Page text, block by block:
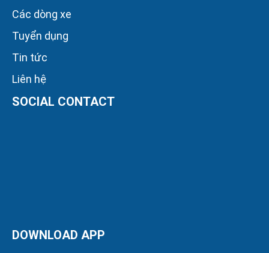
Các dòng xe
Tuyển dụng
Tin tức
Liên hệ
SOCIAL CONTACT
DOWNLOAD APP